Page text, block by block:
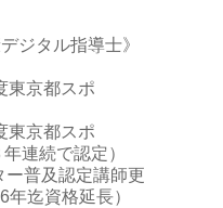
ジタル指導士》
東京都スポ
東京都スポ
連続で認定）
普及認定講師更
迄資格延長）